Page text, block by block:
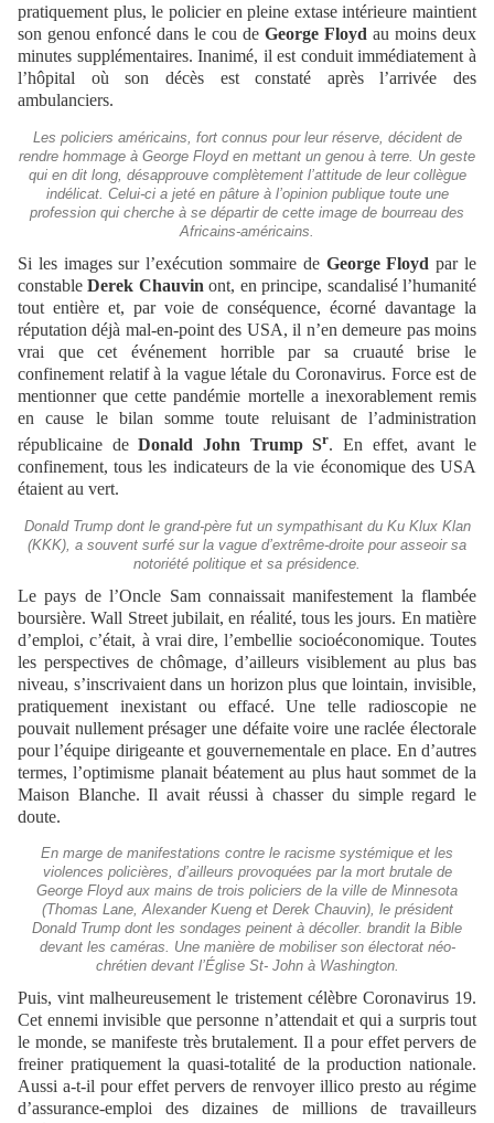
pratiquement plus, le policier en pleine extase intérieure maintient
son genou enfoncé dans le cou de George Floyd au moins deux
minutes supplémentaires. Inanimé, il est conduit immédiatement à
l’hôpital où son décès est constaté après l’arrivée des
ambulanciers.
Les policiers américains, fort connus pour leur réserve, décident de
rendre hommage à George Floyd en mettant un genou à terre. Un geste
qui en dit long, désapprouve complètement l’attitude de leur collègue
indélicat. Celui-ci a jeté en pâture à l’opinion publique toute une
profession qui cherche à se départir de cette image de bourreau des
Africains-américains.
Si les images sur l’exécution sommaire de George Floyd par le
constableDerek Chauvin ont, en principe, scandalisé l’humanité
tout entière et, par voie de conséquence, écorné davantage la
réputation déjà mal-en-point des USA, il n’en demeure pas moins
vrai que cet événement horrible par sa cruauté brise le
confinement relatif à la vague létale du Coronavirus. Force est de
mentionner que cette pandémie mortelle a inexorablement remis
en cause le bilan somme toute reluisant de l’administration
républicaine deDonald John Trump Sr. En effet, avant le
confinement, tous les indicateurs de la vie économique des USA
étaient au vert.
Donald Trump dont le grand-père fut un sympathisant du Ku Klux Klan
(KKK), a souvent surfé sur la vague d’extrême-droite pour asseoir sa
notoriété politique et sa présidence.
Le pays de l’Oncle Sam connaissait manifestement la flambée
boursière. Wall Street jubilait, en réalité, tous les jours. En matière
d’emploi, c’était, à vrai dire, l’embellie socioéconomique. Toutes
les perspectives de chômage, d’ailleurs visiblement au plus bas
niveau, s’inscrivaient dans un horizon plus que lointain, invisible,
pratiquement inexistant ou effacé. Une telle radioscopie ne
pouvait nullement présager une défaite voire une raclée électorale
pour l’équipe dirigeante et gouvernementale en place. En d’autres
termes, l’optimisme planait béatement au plus haut sommet de la
Maison Blanche. Il avait réussi à chasser du simple regard le
doute.
En marge de manifestations contre le racisme systémique et les
violences policières, d’ailleurs provoquées par la mort brutale de
George Floyd aux mains de trois policiers de la ville de Minnesota
(Thomas Lane, Alexander Kueng et Derek Chauvin), le président
Donald Trump dont les sondages peinent à décoller. brandit la Bible
devant les caméras. Une manière de mobiliser son électorat néo-
chrétien devant l’Église St- John à Washington.
Puis, vint malheureusement le tristement célèbre Coronavirus 19.
Cet ennemi invisible que personne n’attendait et qui a surpris tout
le monde, se manifeste très brutalement. Il a pour effet pervers de
freiner pratiquement la quasi-totalité de la production nationale.
Aussi a-t-il pour effet pervers de renvoyer illico presto au régime
d’assurance-emploi des dizaines de millions de travailleurs